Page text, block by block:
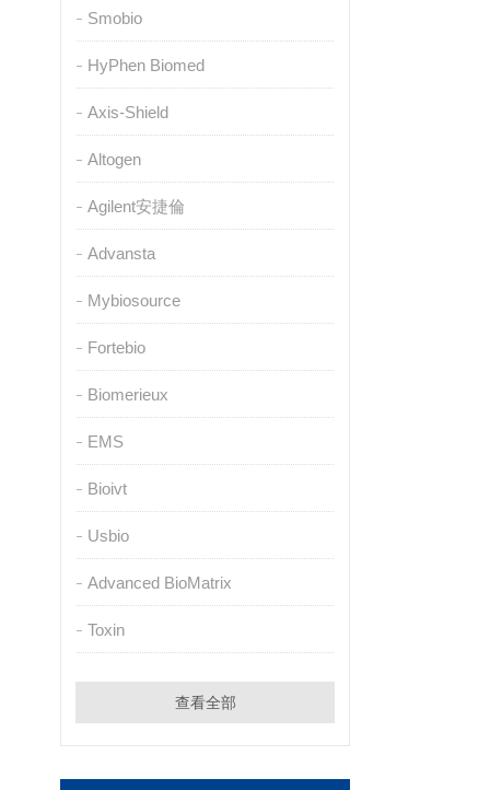
Smobio
HyPhen Biomed
Axis-Shield
Altogen
Agilent安捷倫
Advansta
Mybiosource
Fortebio
Biomerieux
EMS
Bioivt
Usbio
Advanced BioMatrix
Toxin
查看全部